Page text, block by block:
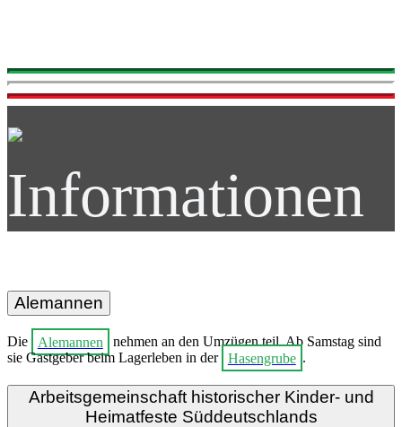
Informationen
Alemannen
Die Alemannen
nehmen an den Umzügen teil. Ab Samstag sind
sie Gastgeber beim Lagerleben in der Hasengrube .
Arbeitsgemeinschaft historischer Kinder- und
Heimatfeste Süddeutschlands